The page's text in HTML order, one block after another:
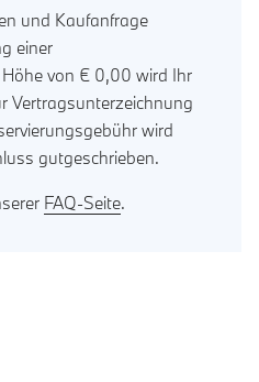
und Kaufanfrage
einer
von € 0,00 wird Ihr
Vertragsunterzeichnung
wird
gutgeschrieben.
FAQ-Seite.